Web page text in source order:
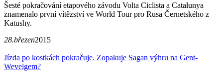
Šesté pokračování etapového závodu Volta Ciclista a Catalunya
znamenalo první vítězství ve World Tour pro Rusa Černetského z
Katushy.
28.březen2015
Jízda po kostkách pokračuje. Zopakuje Sagan výhru na Gent-
Wevelgem?